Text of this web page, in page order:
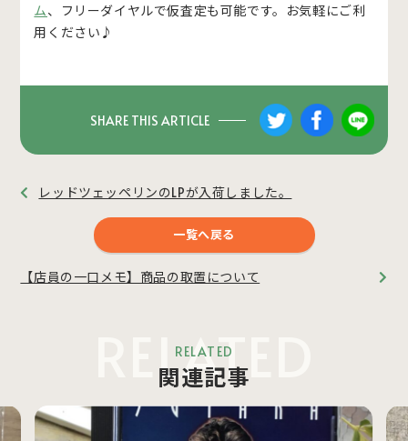
ム、フリーダイヤルで仮査定も可能です。お気軽にご利
用ください♪
SHARE THIS ARTICLE
レッドツェッペリンのLPが入荷しました。
一覧へ戻る
【店員の一口メモ】商品の取置について
RELATED
RELATED
関連記事